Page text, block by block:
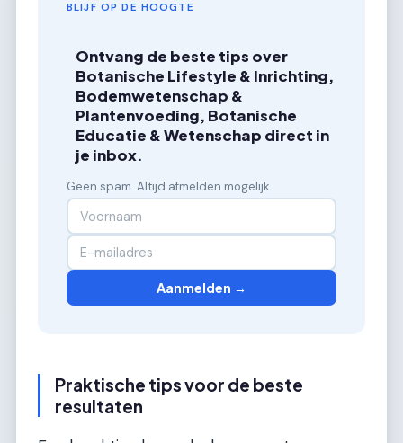
BLIJF OP DE HOOGTE
Ontvang de beste tips over
Botanische Lifestyle & Inrichting,
Bodemwetenschap &
Plantenvoeding, Botanische
Educatie & Wetenschap direct in
je inbox.
Geen spam. Altijd afmelden mogelijk.
Aanmelden →
Praktische tips voor de beste
resultaten